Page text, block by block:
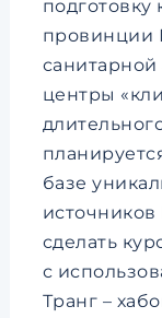
подготовку
провинции
центры
базе
источников
сделать
с
Транг –